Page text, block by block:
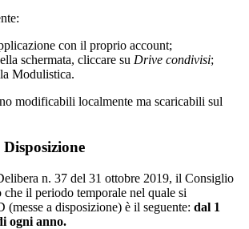
con il proprio account;
schermata, cliccare su Drive condivisi;
Modulistica.
modificabili localmente ma scaricabili sul
n. 37 del 31 ottobre 2019, il Consiglio
il periodo temporale nel quale si
(messe a disposizione) è il seguente: dal 1
ogni anno.